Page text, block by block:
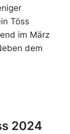
Töss
im März
dem
2024